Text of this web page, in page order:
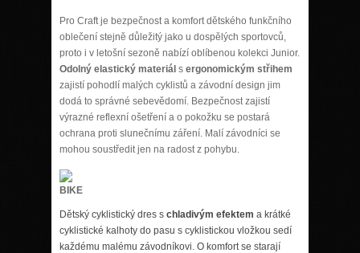
Pro Craft je bezpečnost a komfort dětského funkčního
oblečení stejně důležitý jako u dospělých sportovců,
proto i v letošní sezoně nabízí oblíbenou kolekci Junior.
Odolný elastický materiál s ergonomickým střihem
zajistí pohodlí malých cyklistů a závodní design jim
dodá to správné sebevědomí. Bezpečnost zajistí
výrazné reflexní ošetření a o pokožku se postará
ochrana proti slunečnímu záření. Malí závodníci se
mohou soustředit jen na radost z pohybu.
BIKE
Dětský cyklistický dres s chladivým efektem a krátké
cyklistické kalhoty do pasu s cyklistickou vložkou sedí
každému malému závodníkovi. O komfort se starají